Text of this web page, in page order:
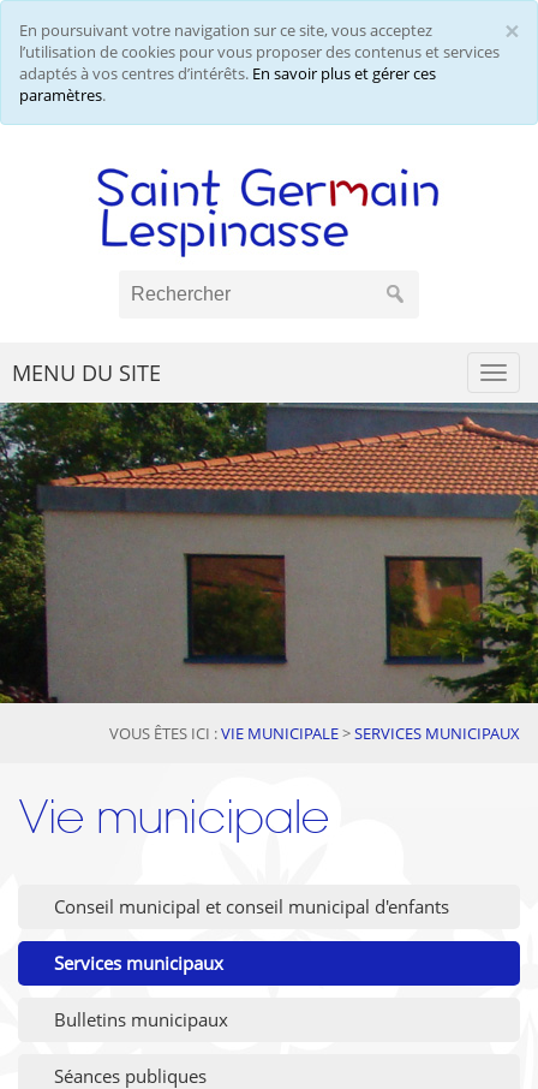
×
En poursuivant votre navigation sur ce site, vous acceptez
l’utilisation de cookies pour vous proposer des contenus et services
adaptés à vos centres d’intérêts. En savoir plus et gérer ces
paramètres.
MENU DU SITE
VOUS ÊTES ICI :VIE MUNICIPALE>SERVICES MUNICIPAUX
Vie municipale
Conseil municipal et conseil municipal d'enfants
Services municipaux
Bulletins municipaux
Séances publiques